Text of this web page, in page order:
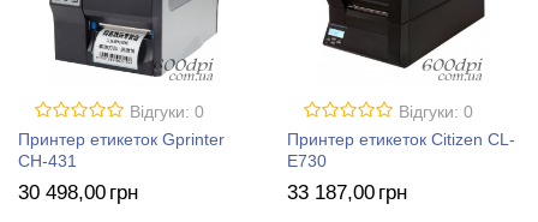
Відгуки: 0
Принтер етикеток Gprinter
CH-431
30 498,00 грн
Відгуки: 0
Принтер етикеток Citizen CL-
E730
33 187,00 грн